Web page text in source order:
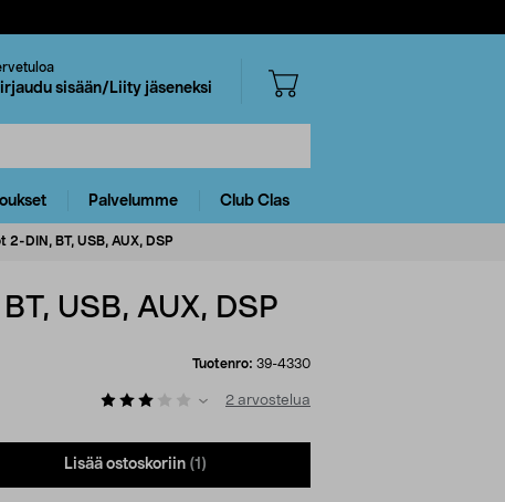
sisään/Liity jäseneksi
Palvelumme Club Clas
DIN, BT, USB, AUX, DSP
USB, AUX, DSP
Tuotenro: 39-4330
2 arvostelua
Lisää ostoskoriin (1)